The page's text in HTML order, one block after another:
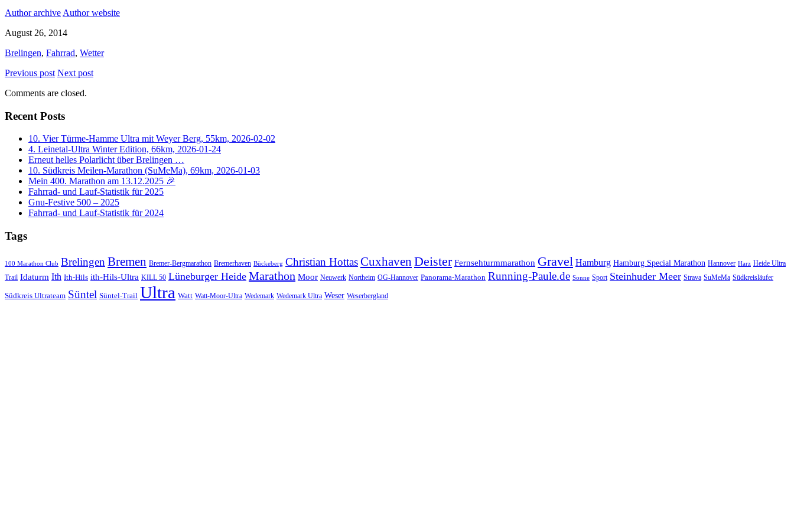
Author archive Author website
August 26, 2014
Brelingen, Fahrrad, Wetter
Previous post Next post
Comments are closed.
Recent Posts
10. Vier Türme-Hamme Ultra mit Weyer Berg, 55km, 2026-02-02
4. Leinetal-Ultra Winter Edition, 66km, 2026-01-24
Erneut helles Polarlicht über Brelingen …
10. Südkreis Meilen-Marathon (SuMeMa), 69km, 2026-01-03
Mein 400. Marathon am 13.12.2025 🎉
Fahrrad- und Lauf-Statistik für 2025
Gnu-Festive 500 – 2025
Fahrrad- und Lauf-Statistik für 2024
Tags
100 Marathon Club Brelingen Bremen Bremer-Bergmarathon Bremerhaven Bückeberg Christian HottasCuxhaven Deister Fernsehturmmarathon Gravel Hamburg Hamburg Special Marathon Hannover Harz Heide Ultra
Trail Idaturm Ith Ith-Hils ith-Hils-Ultra KILL 50 Lüneburger Heide Marathon Moor Neuwerk Northeim OG-Hannover Panorama-Marathon Running-Paule.de Sonne Sport Steinhuder Meer Strava SuMeMa Südkreisläufer
Südkreis Ultrateam Süntel Süntel-Trail Ultra Watt Watt-Moor-Ultra Wedemark Wedemark Ultra Weser Weserbergland